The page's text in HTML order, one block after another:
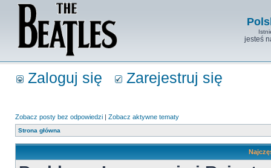
jesteś
Zaloguj się Zarejestruj się
Zobacz posty bez odpowiedzi | Zobacz aktywne tematy
Strona główna